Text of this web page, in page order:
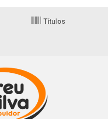
Títulos